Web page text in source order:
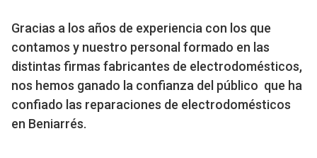
Gracias a los años de experiencia con los que
contamos y nuestro personal formado en las
distintas firmas fabricantes de electrodomésticos,
nos hemos ganado la confianza del público que ha
confiado las reparaciones de electrodomésticos
en Beniarrés.